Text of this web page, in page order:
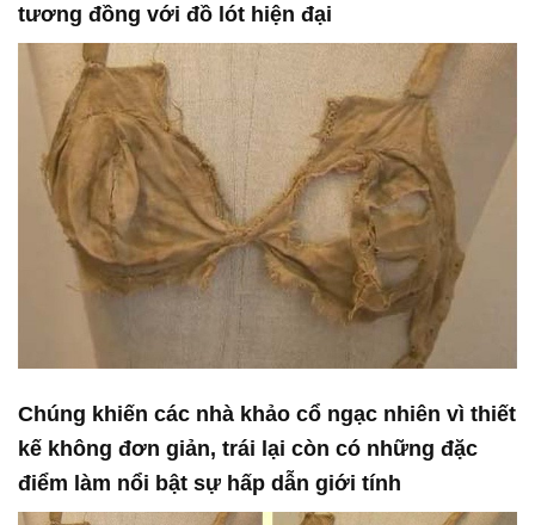
tương đồng với đồ lót hiện đại
Chúng khiến các nhà khảo cổ ngạc nhiên vì thiết
kế không đơn giản, trái lại còn có những đặc
điểm làm nổi bật sự hấp dẫn giới tính